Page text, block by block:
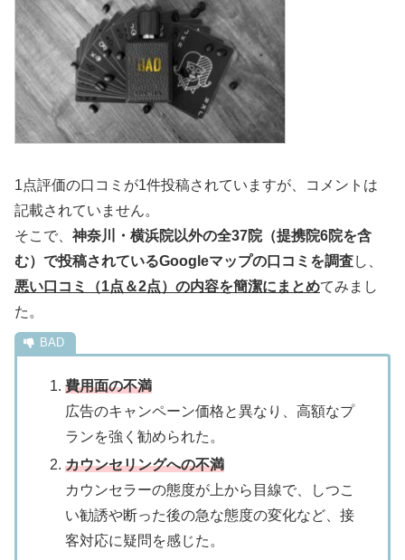
1点評価の口コミが1件投稿されていますが、コメントは
記載されていません。
そこで、 神奈川・横浜院以外の全37院（提携院6院を含
む）で投稿されているGoogleマップの口コミを調査し、
悪い口コミ（1点＆2点）の内容を簡潔にまとめてみまし
た。
費用面の不満
広告のキャンペーン価格と異なり、高額なプ
ランを強く勧められた。
カウンセリングへの不満
カウンセラーの態度が上から目線で、しつこ
い勧誘や断った後の急な態度の変化など、接
客対応に疑問を感じた。